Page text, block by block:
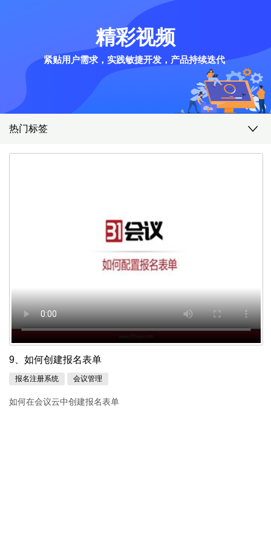
精彩视频
紧贴用户需求，实践敏捷开发，产品持续迭代
热门标签
9、如何创建报名表单
报名注册系统 会议管理
如何在会议云中创建报名表单